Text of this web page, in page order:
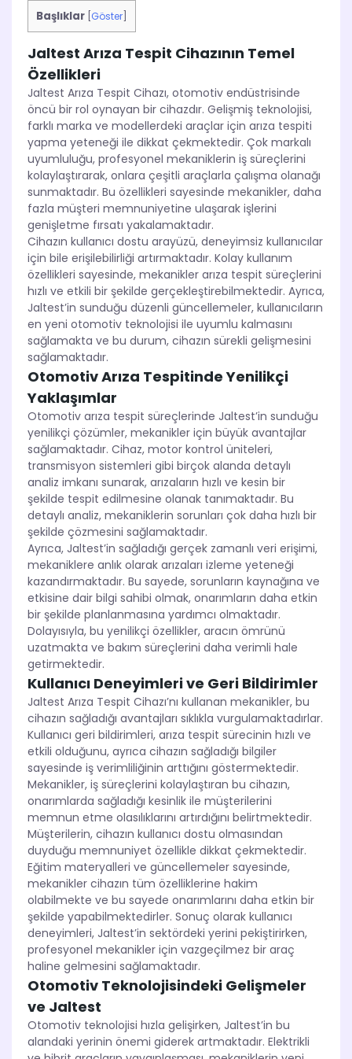
Başlıklar Göster
Jaltest Arıza Tespit Cihazının Temel
Özellikleri
Jaltest Arıza Tespit Cihazı, otomotiv endüstrisinde
öncü bir rol oynayan bir cihazdır. Gelişmiş teknolojisi,
farklı marka ve modellerdeki araçlar için arıza tespiti
yapma yeteneği ile dikkat çekmektedir. Çok markalı
uyumluluğu, profesyonel mekaniklerin iş süreçlerini
kolaylaştırarak, onlara çeşitli araçlarla çalışma olanağı
sunmaktadır. Bu özellikleri sayesinde mekanikler, daha
fazla müşteri memnuniyetine ulaşarak işlerini
genişletme fırsatı yakalamaktadır.
Cihazın kullanıcı dostu arayüzü, deneyimsiz kullanıcılar
için bile erişilebilirliği artırmaktadır. Kolay kullanım
özellikleri sayesinde, mekanikler arıza tespit süreçlerini
hızlı ve etkili bir şekilde gerçekleştirebilmektedir. Ayrıca,
Jaltest’in sunduğu düzenli güncellemeler, kullanıcıların
en yeni otomotiv teknolojisi ile uyumlu kalmasını
sağlamakta ve bu durum, cihazın sürekli gelişmesini
sağlamaktadır.
Otomotiv Arıza Tespitinde Yenilikçi
Yaklaşımlar
Otomotiv arıza tespit süreçlerinde Jaltest’in sunduğu
yenilikçi çözümler, mekanikler için büyük avantajlar
sağlamaktadır. Cihaz, motor kontrol üniteleri,
transmisyon sistemleri gibi birçok alanda detaylı
analiz imkanı sunarak, arızaların hızlı ve kesin bir
şekilde tespit edilmesine olanak tanımaktadır. Bu
detaylı analiz, mekaniklerin sorunları çok daha hızlı bir
şekilde çözmesini sağlamaktadır.
Ayrıca, Jaltest’in sağladığı gerçek zamanlı veri erişimi,
mekaniklere anlık olarak arızaları izleme yeteneği
kazandırmaktadır. Bu sayede, sorunların kaynağına ve
etkisine dair bilgi sahibi olmak, onarımların daha etkin
bir şekilde planlanmasına yardımcı olmaktadır.
Dolayısıyla, bu yenilikçi özellikler, aracın ömrünü
uzatmakta ve bakım süreçlerini daha verimli hale
getirmektedir.
Kullanıcı Deneyimleri ve Geri Bildirimler
Jaltest Arıza Tespit Cihazı’nı kullanan mekanikler, bu
cihazın sağladığı avantajları sıklıkla vurgulamaktadırlar.
Kullanıcı geri bildirimleri, arıza tespit sürecinin hızlı ve
etkili olduğunu, ayrıca cihazın sağladığı bilgiler
sayesinde iş verimliliğinin arttığını göstermektedir.
Mekanikler, iş süreçlerini kolaylaştıran bu cihazın,
onarımlarda sağladığı kesinlik ile müşterilerini
memnun etme olasılıklarını artırdığını belirtmektedir.
Müşterilerin, cihazın kullanıcı dostu olmasından
duyduğu memnuniyet özellikle dikkat çekmektedir.
Eğitim materyalleri ve güncellemeler sayesinde,
mekanikler cihazın tüm özelliklerine hakim
olabilmekte ve bu sayede onarımlarını daha etkin bir
şekilde yapabilmektedirler. Sonuç olarak kullanıcı
deneyimleri, Jaltest’in sektördeki yerini pekiştirirken,
profesyonel mekanikler için vazgeçilmez bir araç
haline gelmesini sağlamaktadır.
Otomotiv Teknolojisindeki Gelişmeler
ve Jaltest
Otomotiv teknolojisi hızla gelişirken, Jaltest’in bu
alandaki yerinin önemi giderek artmaktadır. Elektrikli